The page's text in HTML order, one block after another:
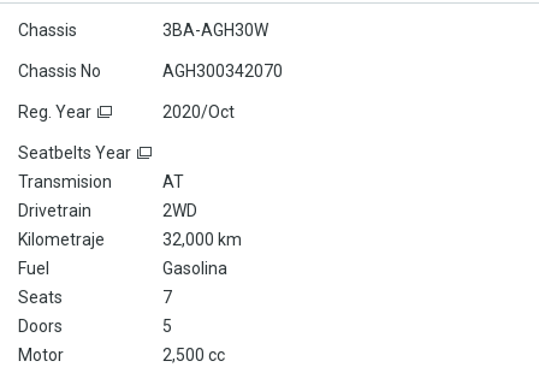
Chassis 3BA-AGH30W
Chassis No AGH300342070
Reg. Year 2020/Oct
Seatbelts Year
Transmision
AT
Drivetrain
2WD
Kilometraje
32,000 km
Fuel
Gasolina
Seats
7
Doors
5
Motor
2,500 cc